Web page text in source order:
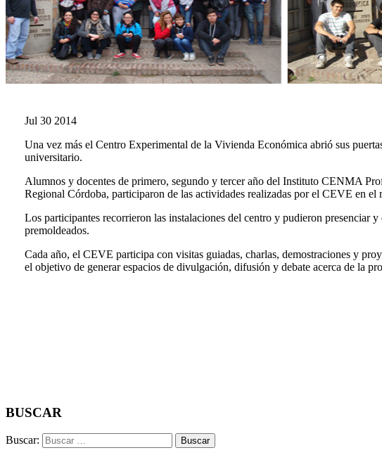
Jul 30 2014
Una vez más el Centro Experimental de la Vivienda Económica abrió sus
universitario.
Alumnos y docentes de primero, segundo y tercer año del Instituto CENMA
Regional Córdoba, participaron de las actividades realizadas por el CEVE en
Los participantes recorrieron las instalaciones del centro y pudieron presenciar
premoldeados.
Cada año, el CEVE participa con visitas guiadas, charlas, demostraciones y
el objetivo de generar espacios de divulgación, difusión y debate acerca de la
BUSCAR
Buscar: